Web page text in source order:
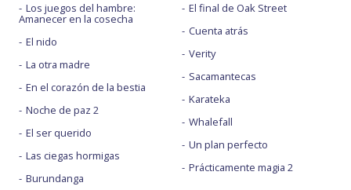
Los juegos del hambre:
Amanecer en la cosecha
El nido
La otra madre
En el corazón de la bestia
Noche de paz 2
El ser querido
Las ciegas hormigas
Burundanga
El final de Oak Street
Cuenta atrás
Verity
Sacamantecas
Karateka
Whalefall
Un plan perfecto
Prácticamente magia 2